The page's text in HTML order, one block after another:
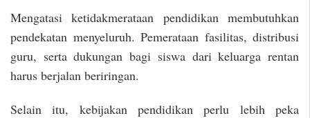
Mengatasi ketidakmerataan pendidikan membutuhkan
pendekatan menyeluruh. Pemerataan fasilitas, distribusi
guru, serta dukungan bagi siswa dari keluarga rentan
harus berjalan beriringan.
Selain itu, kebijakan pendidikan perlu lebih peka